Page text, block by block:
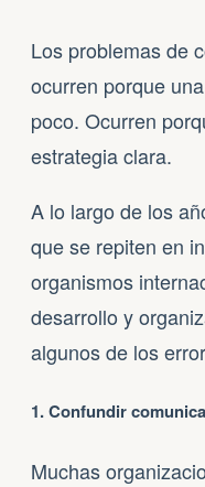
Los problemas de
ocurren porque
poco. Ocurren
estrategia clara.
A lo largo de los
que se repiten en
organismos
desarrollo y
algunos de los
1. Confundir
Muchas